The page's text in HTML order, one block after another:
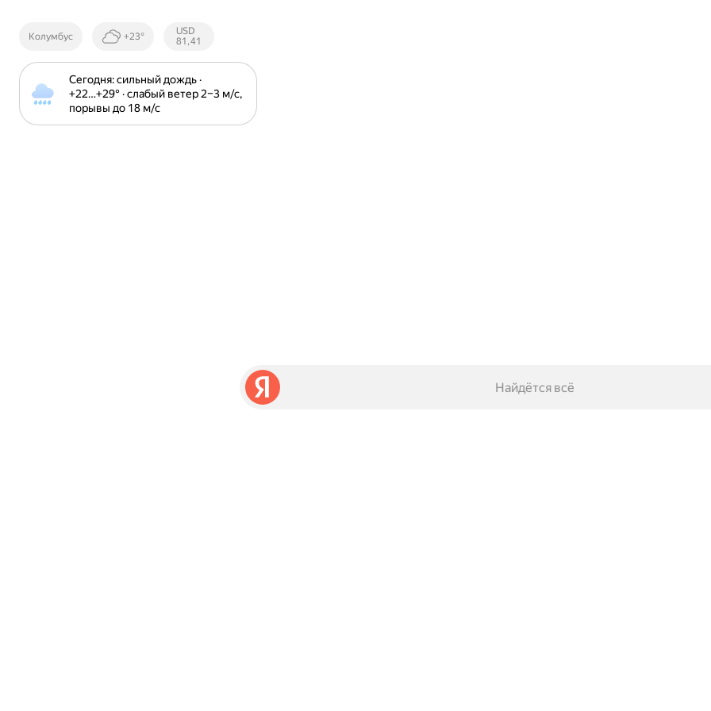
Колумбус +23°
Курсы ЦБ
РФ
USD
81,41
Сегодня: сильный дождь ·
+22⁠…⁠+29⁠° · слабый ветер 2⁠–⁠3 м⁠/⁠с,
порывы до 18 м⁠/⁠с